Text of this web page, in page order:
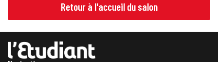
Retour à l'accueil du salon